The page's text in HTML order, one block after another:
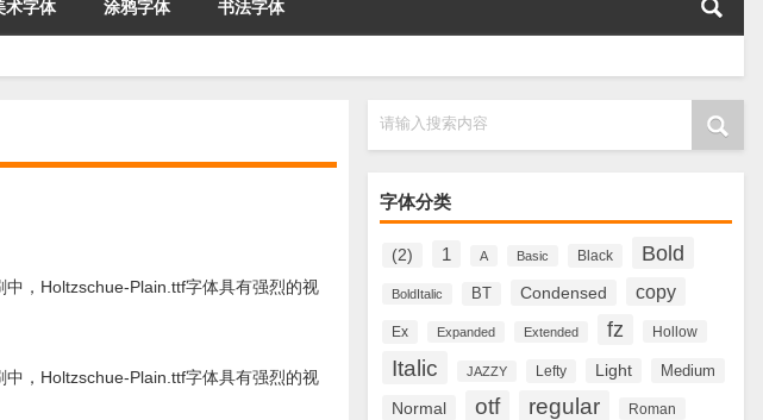
术字体 涂鸦字体 书法字体
请输入搜索内容
字体分类
(2) 1 A Basic Black Bold
BoldItalic BT Condensed copy
Ex Expanded Extended fz Hollow
Italic JAZZY Lefty Light Medium
Normal otf regular Roman
，Holtzschue-Plain.ttf字体具有强烈的视
，Holtzschue-Plain.ttf字体具有强烈的视